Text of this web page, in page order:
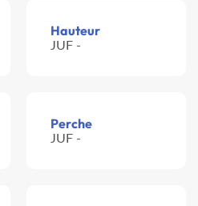
Hauteur
JUF -
Perche
JUF -